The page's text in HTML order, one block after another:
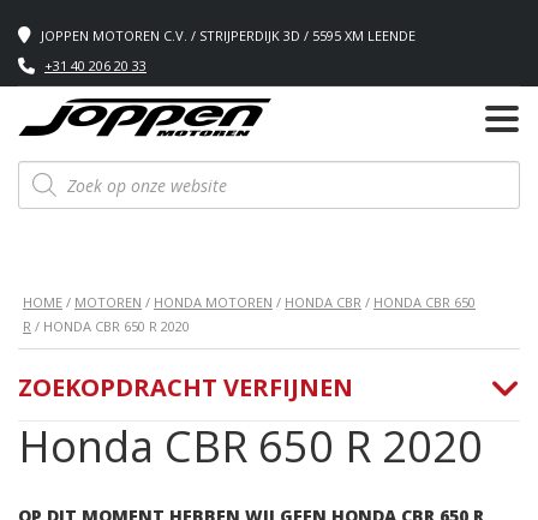
JOPPEN MOTOREN C.V. / STRIJPERDIJK 3D / 5595 XM LEENDE
+31 40 206 20 33
Producten
zoeken
HOME / MOTOREN / HONDA MOTOREN / HONDA CBR / HONDA CBR 650
R / HONDA CBR 650 R 2020
Honda CBR 650 R 2020
ZOEKOPDRACHT VERFIJNEN